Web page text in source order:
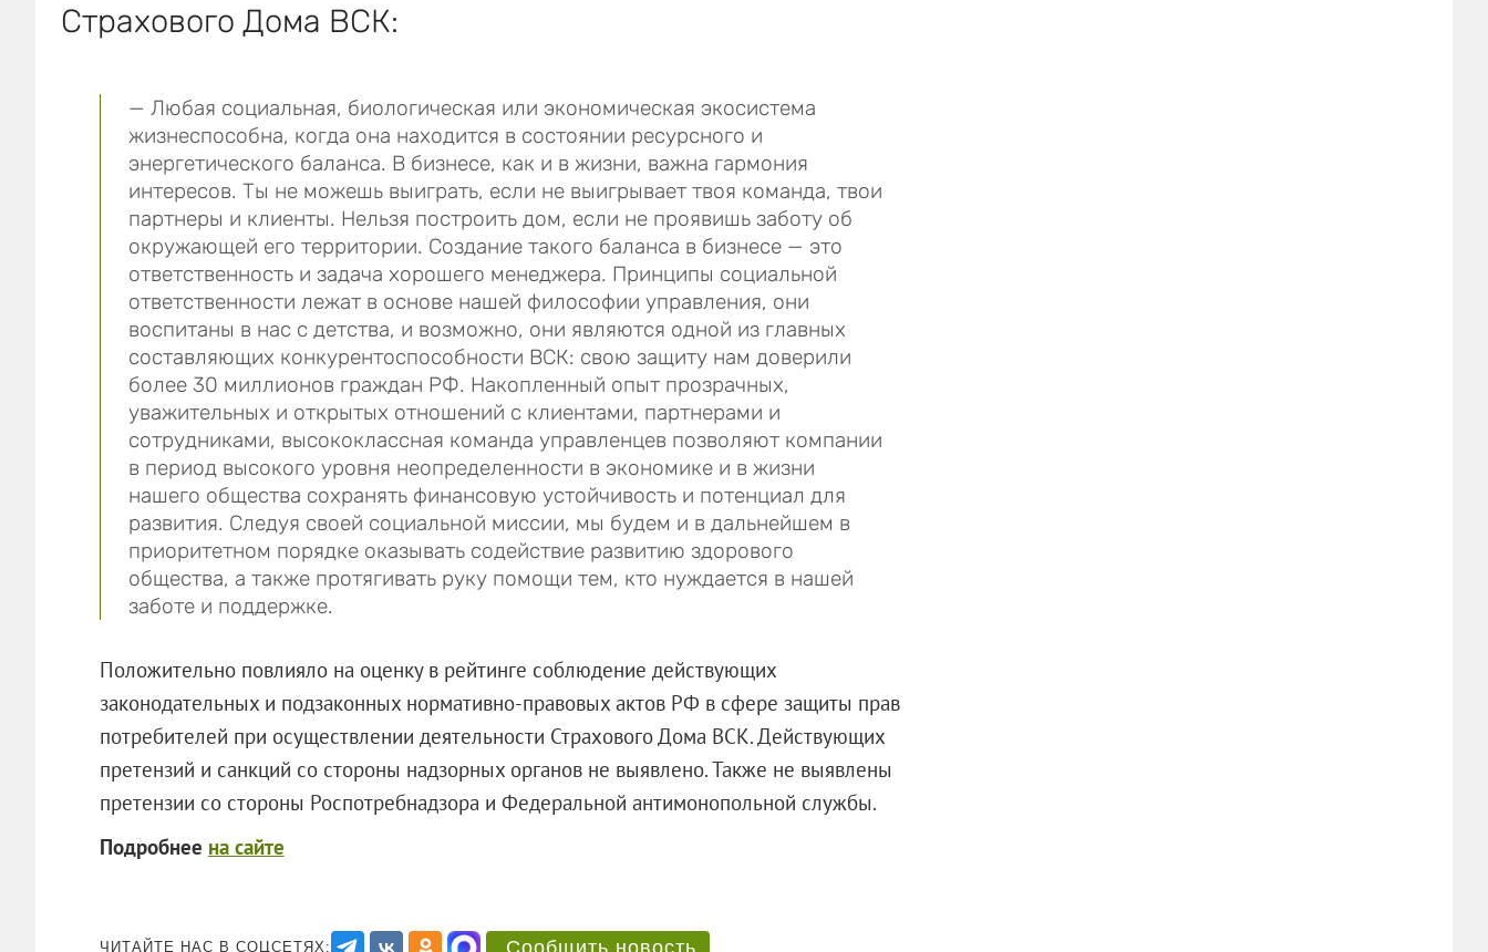
Страхового Дома ВСК:
— Любая социальная, биологическая или экономическая экосистема
жизнеспособна, когда она находится в состоянии ресурсного и
энергетического баланса. В бизнесе, как и в жизни, важна гармония
интересов. Ты не можешь выиграть, если не выигрывает твоя команда, твои
партнеры и клиенты. Нельзя построить дом, если не проявишь заботу об
окружающей его территории. Создание такого баланса в бизнесе — это
ответственность и задача хорошего менеджера. Принципы социальной
ответственности лежат в основе нашей философии управления, они
воспитаны в нас с детства, и возможно, они являются одной из главных
составляющих конкурентоспособности ВСК: свою защиту нам доверили
более 30 миллионов граждан РФ. Накопленный опыт прозрачных,
уважительных и открытых отношений с клиентами, партнерами и
сотрудниками, высококлассная команда управленцев позволяют компании
в период высокого уровня неопределенности в экономике и в жизни
нашего общества сохранять финансовую устойчивость и потенциал для
развития. Следуя своей социальной миссии, мы будем и в дальнейшем в
приоритетном порядке оказывать содействие развитию здорового
общества, а также протягивать руку помощи тем, кто нуждается в нашей
заботе и поддержке.
Положительно повлияло на оценку в рейтинге соблюдение действующих
законодательных и подзаконных нормативно-правовых актов РФ в сфере защиты прав
потребителей при осуществлении деятельности Страхового Дома ВСК. Действующих
претензий и санкций со стороны надзорных органов не выявлено. Также не выявлены
претензии со стороны Роспотребнадзора и Федеральной антимонопольной службы.
Подробнее на сайте
ЧИТАЙТЕ НАС В СОЦСЕТЯХ: Сообщить новость